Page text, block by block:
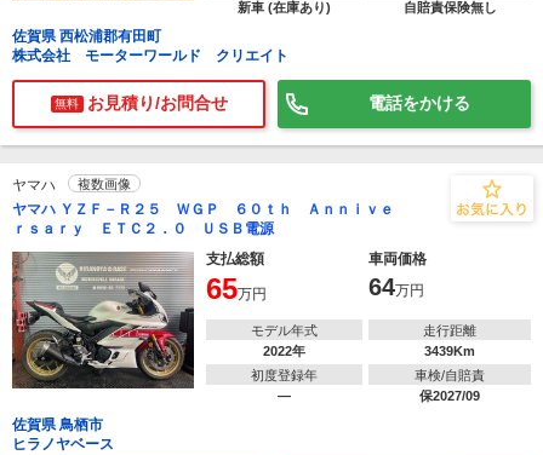
新車 (在庫あり)
自賠責保険無し
佐賀県 西松浦郡有田町
株式会社 モーターワールド クリエイト
無料 お見積り/お問合せ 電話をかける
ヤマハ 複数画像
ヤマハ ＹＺＦ－Ｒ２５ ＷＧＰ ６０ｔｈ Ａｎｎｉｖｅ
ｒｓａｒｙ ＥＴＣ２．０ ＵＳＢ電源
支払総額
車両価格
65万円 64万円
モデル年式
2022年
走行距離
3439Km
初度登録年
―
車検/自賠責
保2027/09
佐賀県 鳥栖市
ヒラノヤベース